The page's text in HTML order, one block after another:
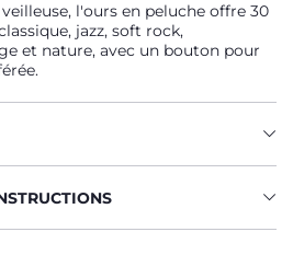
l'ours en peluche offre 30
jazz, soft rock,
et nature, avec un bouton pour